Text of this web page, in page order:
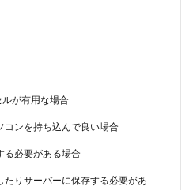
が有用な場合
コンを持ち込んで良い場合
る必要がある場合
たりサーバーに保存する必要があ